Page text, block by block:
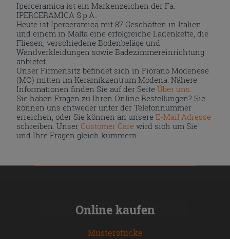
Iperceramica ist ein Markenzeichen der Fa.
IPERCERAMICA S.p.A..
Heute ist Iperceramica mit 87 Geschäften in Italien
und einem in Malta eine erfolgreiche Ladenkette, die
Fliesen, verschiedene Bodenbeläge und
Wandverkleidungen sowie Badezimmereinrichtung
anbietet.
Unser Firmensitz befindet sich in Fiorano Modenese
(MO) mitten im Keramikzentrum Modena. Nähere
Informationen finden Sie auf der Seite Über uns.
Sie haben Fragen zu Ihren Online Bestellungen? Sie
können uns entweder unter der Telefonnummer
erreichen, oder Sie können an unsereE-Mail Adresse
schreiben. UnserCustomer Care wird sich um Sie
und Ihre Fragen gleich kümmern.
Online kaufen
Musterstücke